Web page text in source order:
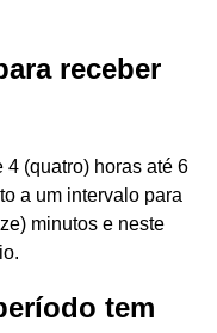
receber
(quatro) horas até 6
a um intervalo para
minutos e neste
tem